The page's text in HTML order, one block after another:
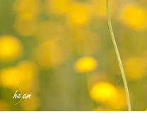
عکاسی حداقل در تاریخ عکاسی